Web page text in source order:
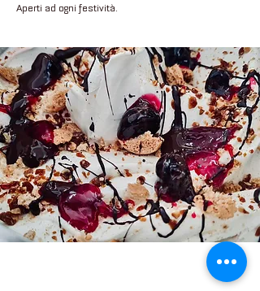
Aperti ad ogni festività.